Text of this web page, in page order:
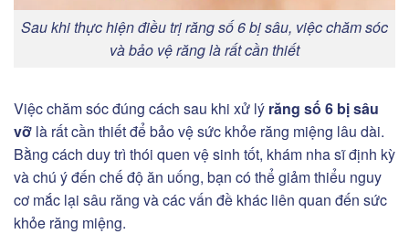
Sau khi thực hiện điều trị răng số 6 bị sâu, việc chăm sóc
và bảo vệ răng là rất cần thiết
Việc chăm sóc đúng cách sau khi xử lý răng số 6 bị sâu
vỡ là rất cần thiết để bảo vệ sức khỏe răng miệng lâu dài.
Bằng cách duy trì thói quen vệ sinh tốt, khám nha sĩ định kỳ
và chú ý đến chế độ ăn uống, bạn có thể giảm thiểu nguy
cơ mắc lại sâu răng và các vấn đề khác liên quan đến sức
khỏe răng miệng.